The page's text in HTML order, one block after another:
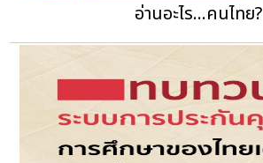
อ่านอะไร...คนไทย?